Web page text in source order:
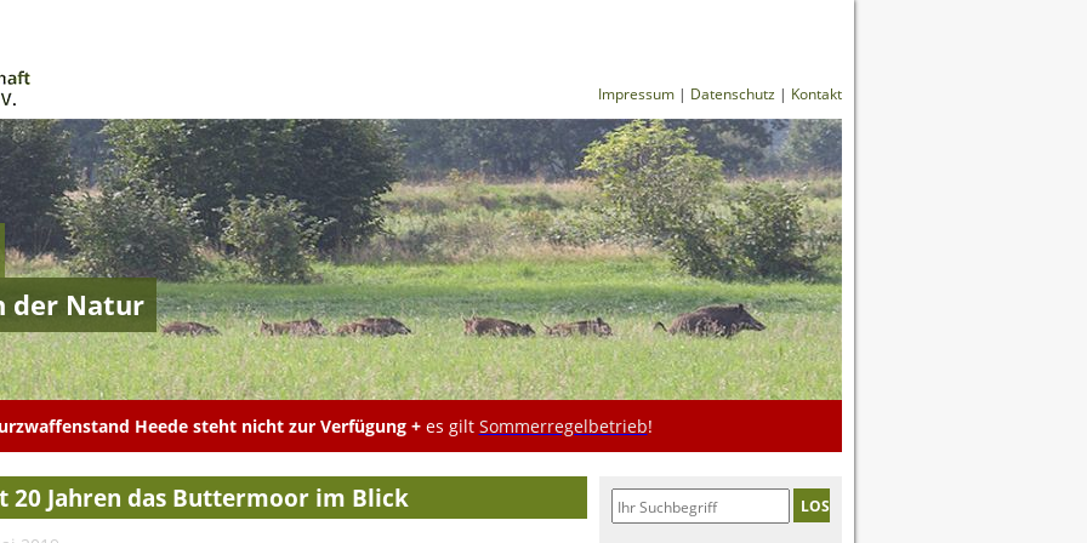
Impressum | Datenschutz | Kontakt
der Natur
Heede steht nicht zur Verfügung + es gilt Sommerregelbetrieb!
20 Jahren das Buttermoor im Blick LOS